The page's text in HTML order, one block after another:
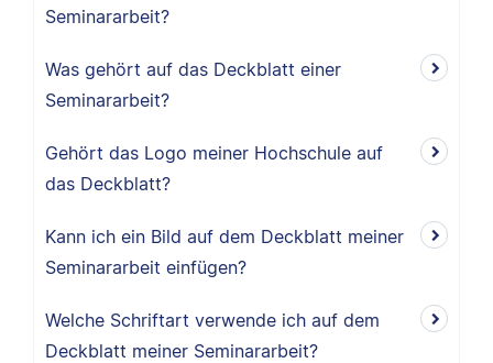
Seminararbeit?
Was gehört auf das Deckblatt einer
Seminararbeit?
Gehört das Logo meiner Hochschule auf
das Deckblatt?
Kann ich ein Bild auf dem Deckblatt meiner
Seminararbeit einfügen?
Welche Schriftart verwende ich auf dem
Deckblatt meiner Seminararbeit?